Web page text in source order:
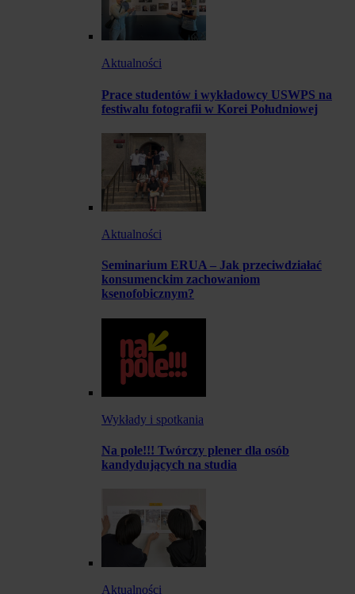
Aktualności
Prace studentów i wykładowcy USWPS na
festiwalu fotografii w Korei Południowej
Aktualności
Seminarium ERUA – Jak przeciwdziałać
konsumenckim zachowaniom
ksenofobicznym?
Wykłady i spotkania
Na pole!!! Twórczy plener dla osób
kandydujących na studia
Aktualności